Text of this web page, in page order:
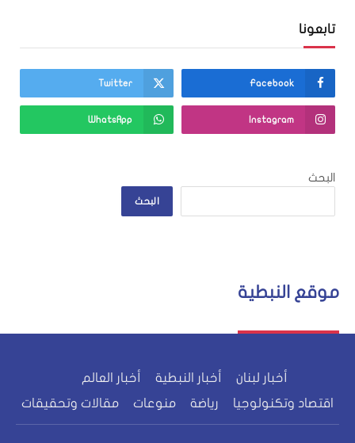
تابعونا
Facebook
Twitter
Instagram
WhatsApp
البحث
البحث
موقع النبطية
أخبار لبنان أخبار النبطية
أخبار العالم
اقتصاد وتكنولوجيا
رياضة منوعات مقالات وتحقيقات